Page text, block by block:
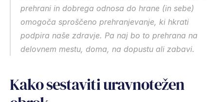
prehrani in dobrega odnosa do hrane (in sebe)
omogoča sproščeno prehranjevanje, ki hkrati
podpira naše zdravje. Pa naj bo to prehrana na
delovnem mestu, doma, na dopustu ali zabavi.
Kako sestaviti uravnotežen